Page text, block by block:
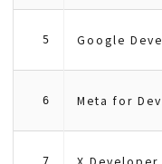
5 Google
6 Meta for
7